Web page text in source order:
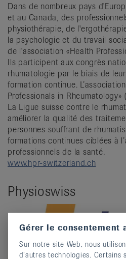
Dans de nombreux pays
et au Canada, des
physiothérapie, de
la psychologie et du travail
de l'association «Health
Ils participent aux congrès
rhumatologie par le biais de
formation continue.
Professionals in
La Ligue suisse contre le
améliorer la qualité des
personnes souffrant de
formations continues ciblées à
professionnels de la santé.
www.hpr-switzerland.ch
Physioswiss
Gérer le consentement
Sur notre site Web, nous
d’autres technologies. Certains